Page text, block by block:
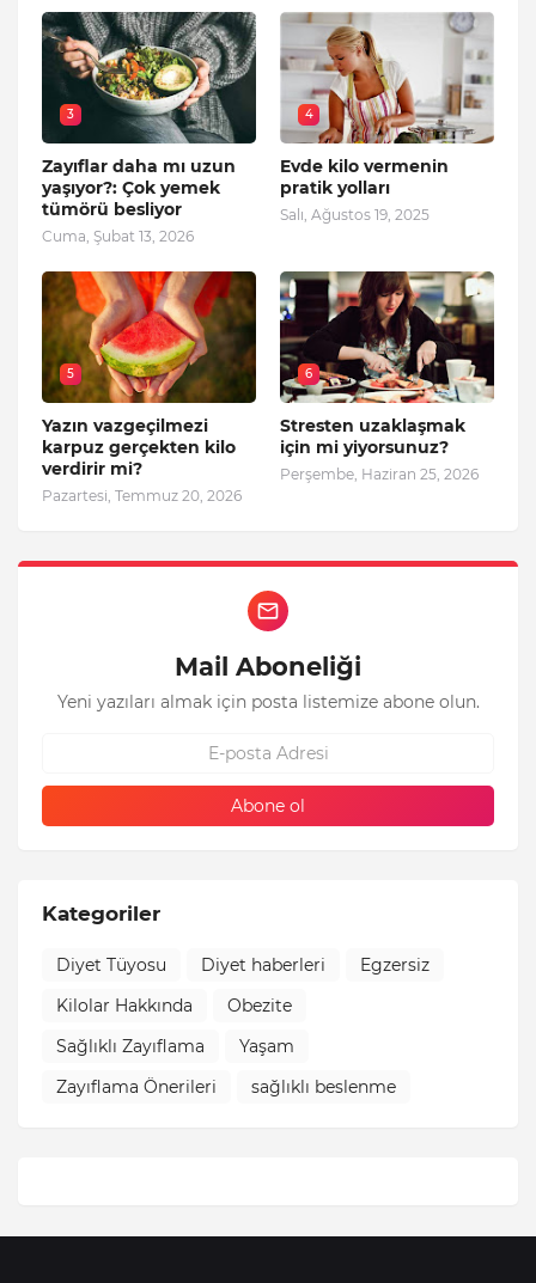
3
Zayıflar daha mı uzun
yaşıyor?: Çok yemek
tümörü besliyor
Cuma, Şubat 13, 2026
4
Evde kilo vermenin
pratik yolları
Salı, Ağustos 19, 2025
5
Yazın vazgeçilmezi
karpuz gerçekten kilo
verdirir mi?
Pazartesi, Temmuz 20, 2026
6
Stresten uzaklaşmak
için mi yiyorsunuz?
Perşembe, Haziran 25, 2026
Mail Aboneliği
Yeni yazıları almak için posta listemize abone olun.
Kategoriler
Diyet Tüyosu Diyet haberleri
Egzersiz
Kilolar Hakkında
Obezite
Sağlıklı Zayıflama
Yaşam
Zayıflama Önerileri
sağlıklı beslenme